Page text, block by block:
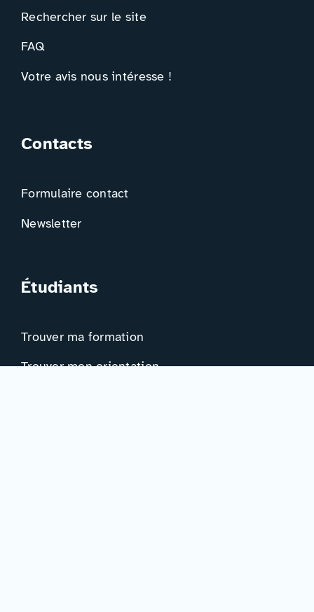
Rechercher sur le site
FAQ
Votre avis nous intéresse !
Contacts
Formulaire contact
Newsletter
Étudiants
Trouver ma formation
Trouver mon orientation